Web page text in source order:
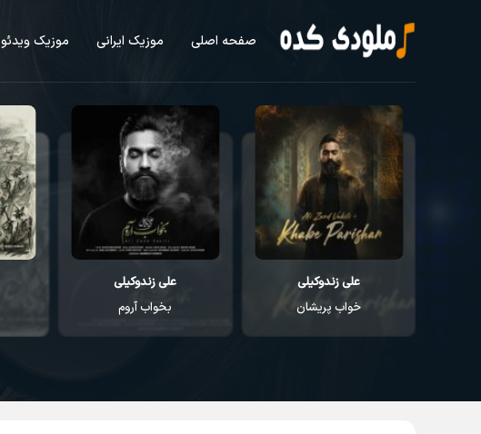
صفحه اصلی موزیک ایرانی موزیک ویدئو
علی زندوکیلی
بخواب آروم
روزبه بمانی
آخرالزمون